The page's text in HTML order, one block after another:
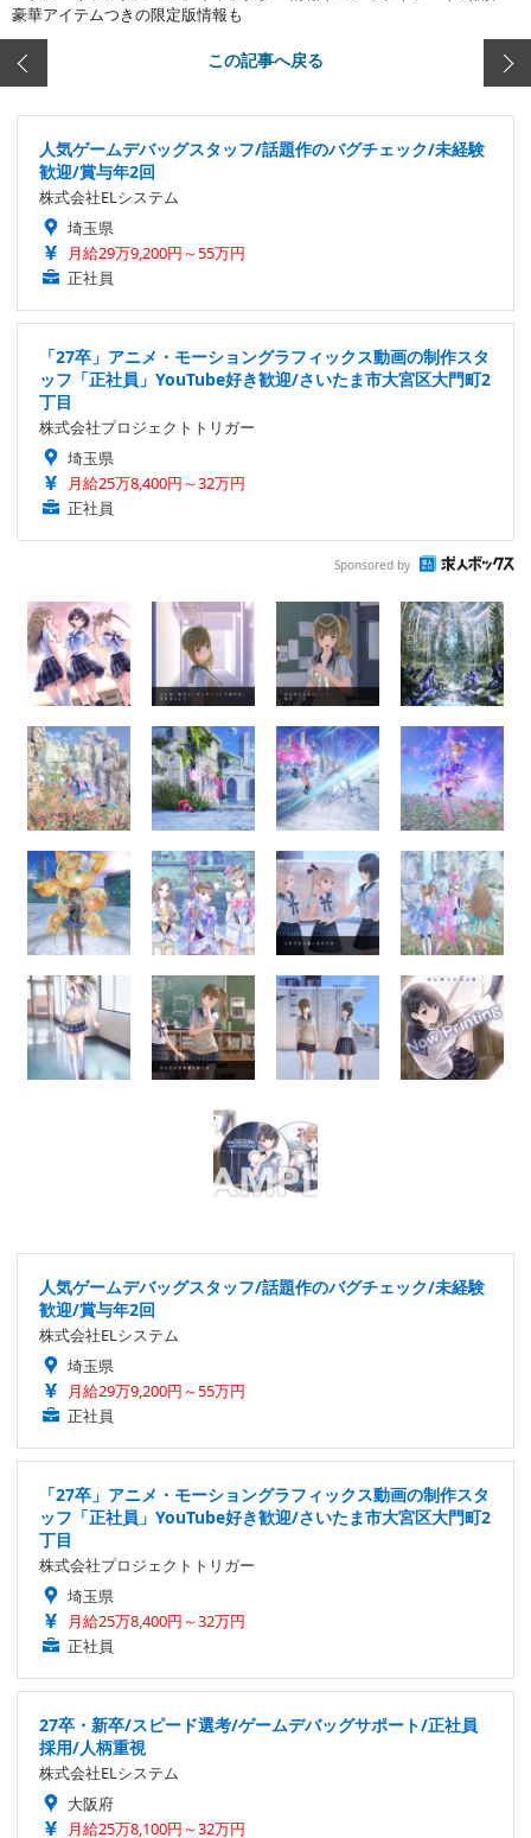
豪華アイテムつきの限定版情報も
この記事へ戻る
人気ゲームデバッグスタッフ/話題作のバグチェック/未経験
歓迎/賞与年2回
株式会社ELシステム
埼玉県
月給29万9,200円～55万円
正社員
「27卒」アニメ・モーショングラフィックス動画の制作スタ
ッフ「正社員」YouTube好き歓迎/さいたま市大宮区大門町2
丁目
株式会社プロジェクトトリガー
埼玉県
月給25万8,400円～32万円
正社員
Sponsored by
人気ゲームデバッグスタッフ/話題作のバグチェック/未経験
歓迎/賞与年2回
株式会社ELシステム
埼玉県
月給29万9,200円～55万円
正社員
「27卒」アニメ・モーショングラフィックス動画の制作スタ
ッフ「正社員」YouTube好き歓迎/さいたま市大宮区大門町2
丁目
株式会社プロジェクトトリガー
埼玉県
月給25万8,400円～32万円
正社員
27卒・新卒/スピード選考/ゲームデバッグサポート/正社員
採用/人柄重視
株式会社ELシステム
大阪府
月給25万8,100円～32万円